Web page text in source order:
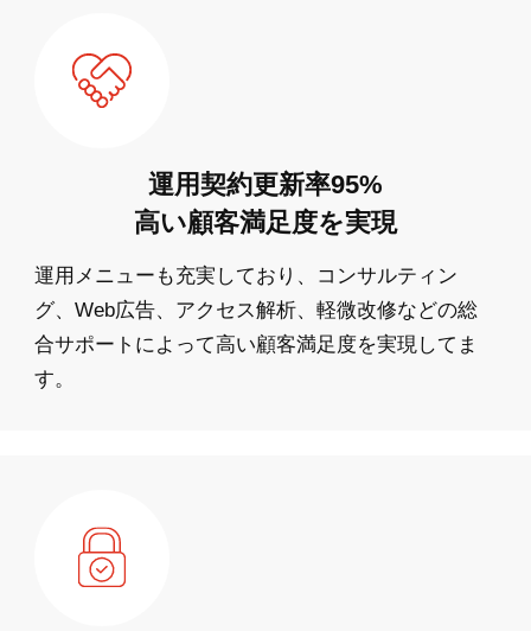
運用契約更新率95%
高い顧客満足度を実現
運用メニューも充実しており、コンサルティン
グ、Web広告、アクセス解析、軽微改修などの総
合サポートによって高い顧客満足度を実現してま
す。